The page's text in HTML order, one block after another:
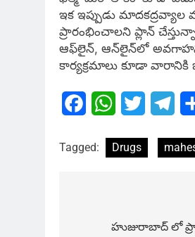
ఇక ఇప్పుడు
ప్రారంభించాలని ప్లాన్
ఆఫ్‌లైన్, ఆన్‌లైన్‌లో అవగాహన
కార్యక్రమాలు కూడా
FacebookWhatsApp
Twitter
Tagged: Drugs
navigation
హుజురాబాద్ లో